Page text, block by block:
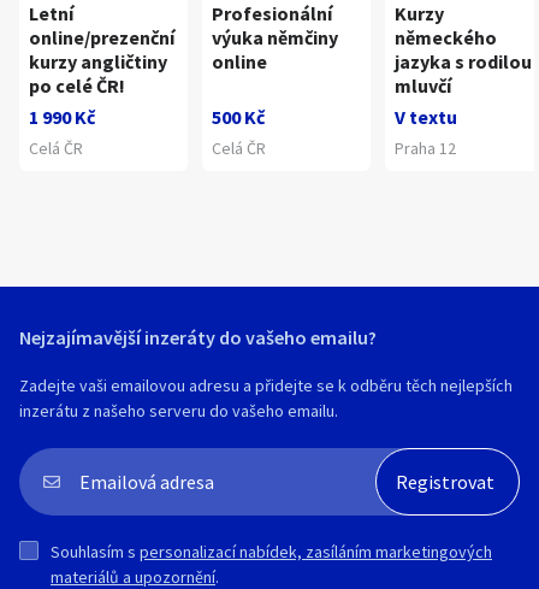
Letní
online/prezenční
kurzy angličtiny
po celé ČR!
1 990 Kč
Celá ČR
Profesionální
výuka němčiny
online
500 Kč
Celá ČR
Kurzy
německého
jazyka s rodilou
mluvčí
V textu
Praha 12
Nejzajímavější inzeráty do vašeho emailu?
Zadejte vaši emailovou adresu a přidejte se k odběru těch nejlepších
inzerátu z našeho serveru do vašeho emailu.
Souhlasím s personalizací nabídek, zasíláním marketingových
materiálů a upozornění.